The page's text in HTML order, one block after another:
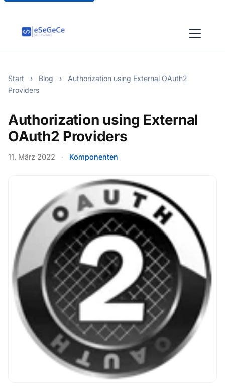
Start › Blog ›
Authorization using External OAuth2
Providers
Authorization using External
OAuth2 Providers
11. März 2022 · Komponenten